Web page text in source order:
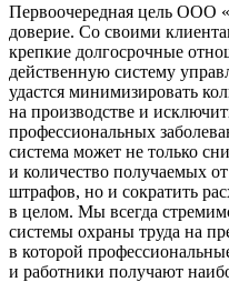
Первоочередная цель ООО
доверие. Со своими
крепкие долгосрочные
действенную систему
удастся минимизировать
на производстве и
профессиональных
система может не только
и количество получаемых
штрафов, но и сократить
в целом. Мы всегда
системы охраны труда на
в которой
и работники получают